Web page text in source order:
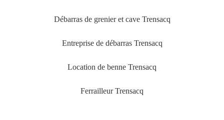
Débarras de grenier et cave Trensacq
Entreprise de débarras Trensacq
Location de benne Trensacq
Ferrailleur Trensacq